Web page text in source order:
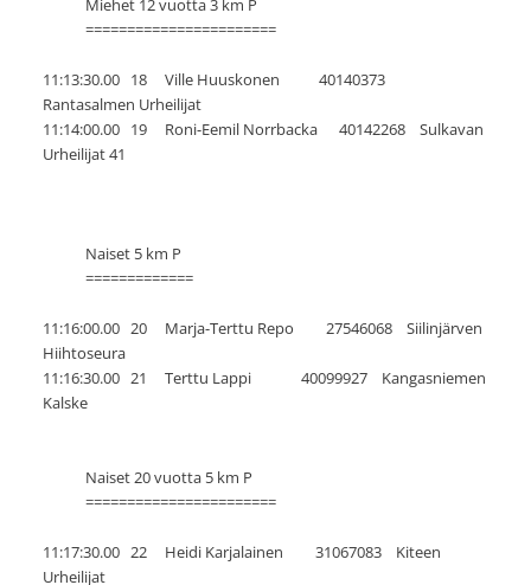
=======================
11:13:30.00 18 Ville Huuskonen 40140373
Rantasalmen Urheilijat
11:14:00.00 19 Roni-Eemil Norrbacka 40142268 Sulkavan
Urheilijat 41
Naiset 5 km P
=============
11:16:00.00 20 Marja-Terttu Repo 27546068 Siilinjärven
Hiihtoseura
11:16:30.00 21 Terttu Lappi 40099927 Kangasniemen
Kalske
Naiset 20 vuotta 5 km P
=======================
11:17:30.00 22 Heidi Karjalainen 31067083 Kiteen
Urheilijat